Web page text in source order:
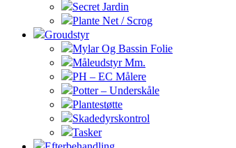
Secret Jardin
Plante Net / Scrog
Groudstyr
Mylar Og Bassin Folie
Måleudstyr Mm.
PH – EC Målere
Potter – Underskåle
Plantestøtte
Skadedyrskontrol
Tasker